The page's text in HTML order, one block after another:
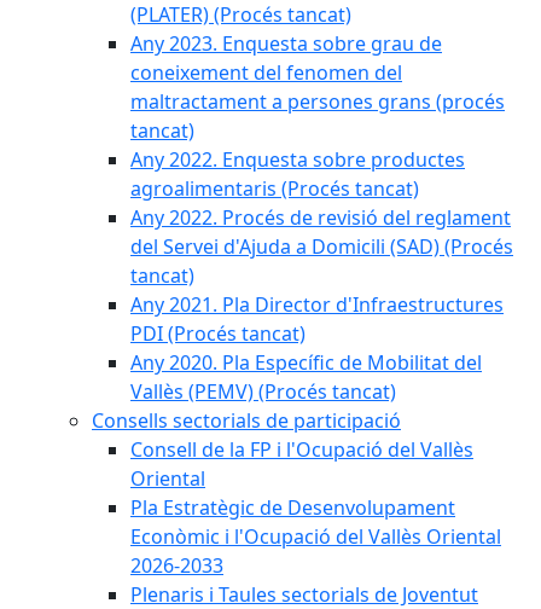
(PLATER) (Procés tancat)
Any 2023. Enquesta sobre grau de
coneixement del fenomen del
maltractament a persones grans (procés
tancat)
Any 2022. Enquesta sobre productes
agroalimentaris (Procés tancat)
Any 2022. Procés de revisió del reglament
del Servei d'Ajuda a Domicili (SAD) (Procés
tancat)
Any 2021. Pla Director d'Infraestructures
PDI (Procés tancat)
Any 2020. Pla Específic de Mobilitat del
Vallès (PEMV) (Procés tancat)
Consells sectorials de participació
Consell de la FP i l'Ocupació del Vallès
Oriental
Pla Estratègic de Desenvolupament
Econòmic i l'Ocupació del Vallès Oriental
2026-2033
Plenaris i Taules sectorials de Joventut